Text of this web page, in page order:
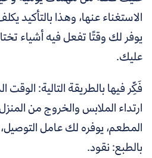
الاستغناء عنها، وهذا بالتأكيد
يوفر لك وقتًا تفعل فيه أشياء
عليك.
فَكِّر فيها بالطريقة التالية:
ارتداء الملابس والخروج من
المطعم، يوفره لك عامل
بالطبع: نقود.